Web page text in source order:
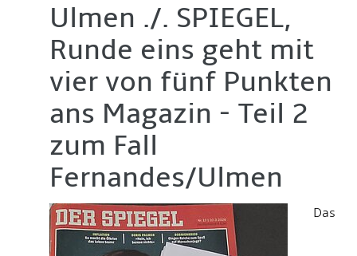
Ulmen ./. SPIEGEL,
Runde eins geht mit
vier von fünf Punkten
ans Magazin - Teil 2
zum Fall
Fernandes/Ulmen
Das